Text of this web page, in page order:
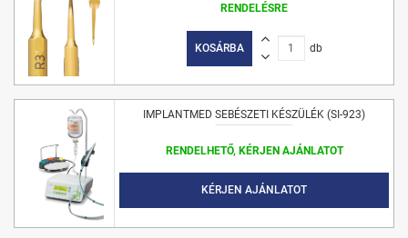
RENDELÉSRE
KOSÁRBA db
IMPLANTMED SEBÉSZETI KÉSZÜLÉK (SI-923)
RENDELHETŐ, KÉRJEN AJÁNLATOT
KÉRJEN AJÁNLATOT